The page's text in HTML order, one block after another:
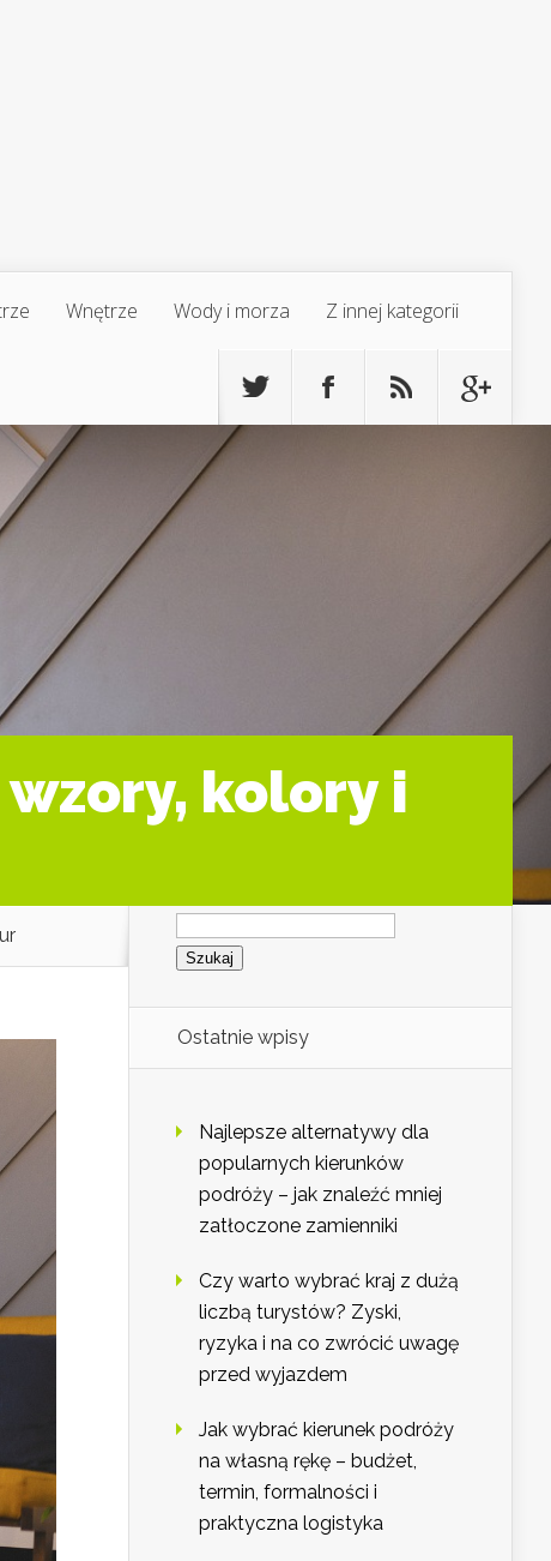
Wnętrze Wody i morza Z innej kategorii
kolory i
Szukaj:
Ostatnie wpisy
Najlepsze alternatywy dla
popularnych kierunków
podróży – jak znaleźć mniej
zatłoczone zamienniki
Czy warto wybrać kraj z dużą
liczbą turystów? Zyski,
ryzyka i na co zwrócić uwagę
przed wyjazdem
Jak wybrać kierunek podróży
na własną rękę – budżet,
termin, formalności i
praktyczna logistyka